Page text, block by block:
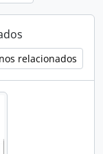
relacionados